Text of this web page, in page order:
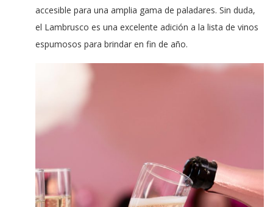
accesible para una amplia gama de paladares. Sin duda,
el Lambrusco es una excelente adición a la lista de vinos
espumosos para brindar en fin de año.